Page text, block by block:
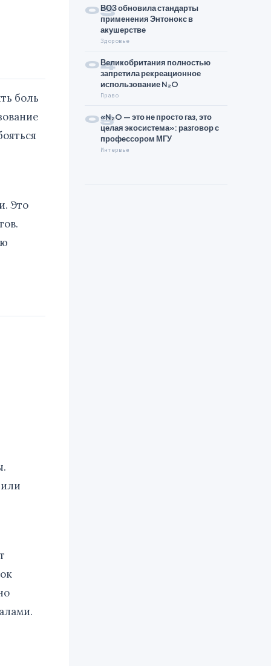
боль
Это
03ВОЗ обновила стандарты
применения Энтонокс в
акушерстве
Здоровье
04Великобритания полностью
запретила рекреационное
использование N₂O
Право
05«N₂O — это не просто газ, это
целая экосистема»: разговор с
профессором МГУ
Интервью